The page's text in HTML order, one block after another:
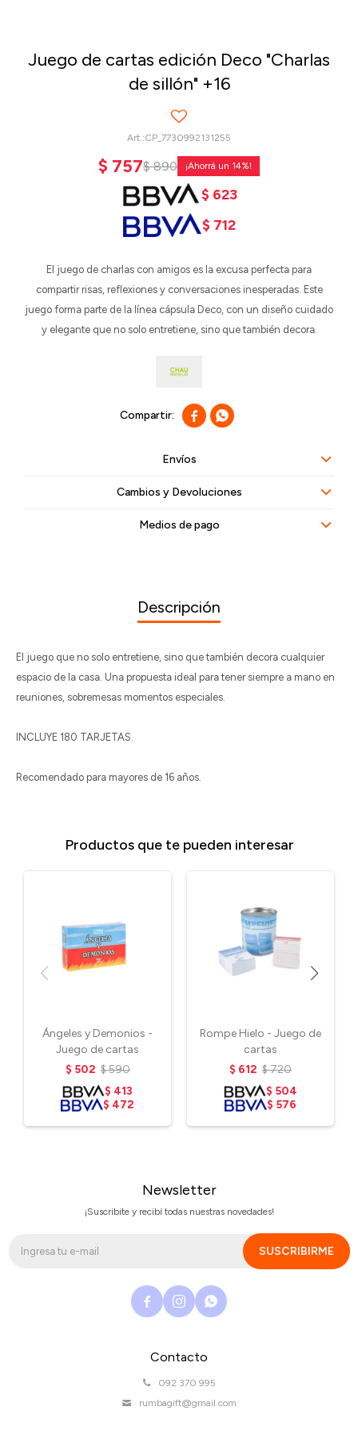
Juego de cartas edición Deco "Charlas
de sillón" +16
CP_7730992131255
$ 757$ 890 14
$ 623
$ 712
El juego de charlas con amigos es la excusa perfecta para
compartir risas, reflexiones y conversaciones inesperadas. Este
juego forma parte de la línea cápsula Deco, con un diseño cuidado
y elegante que no solo entretiene, sino que también decora.
 
Envíos
Cambios y Devoluciones
Medios de pago
Descripción
El juego que no solo entretiene, sino que también decora cualquier
espacio de la casa. Una propuesta ideal para tener siempre a mano en
reuniones, sobremesas momentos especiales.
INCLUYE 180 TARJETAS.
Recomendado para mayores de 16 años.
Productos que te pueden interesar
Ángeles y Demonios -
Juego de cartas
$ 502 $590
$ 413
$ 472
Rompe Hielo - Juego de
cartas
$ 612 $720
$ 504
$ 576
Contacto
092 370 995
rumbagift@gmail.com
Newsletter
¡Suscribite y recibí todas nuestras novedades!
SUSCRIBIRME
  